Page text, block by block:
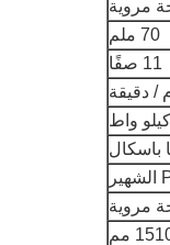
70 ملم
11 صفًا